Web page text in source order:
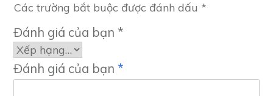
Các trường bắt buộc được đánh dấu *
Đánh giá của bạn *
Đánh giá của bạn *